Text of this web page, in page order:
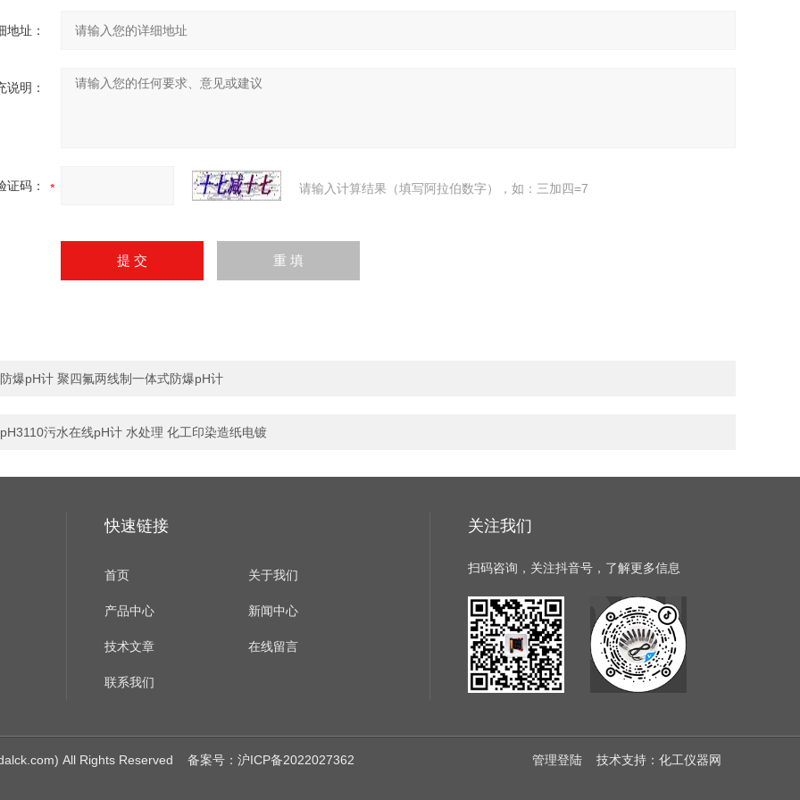
地址：
说明：
证码： 请输入计算结果（填写阿拉伯数字），如：三加四=7
防爆pH计 聚四氟两线制一体式防爆pH计
pH3110污水在线pH计 水处理 化工印染造纸电镀
快速链接
首页 关于我们
产品中心 新闻中心
技术文章 在线留言
联系我们
关注我们
扫码咨询，关注抖音号，了解更多信息
All Rights Reserved 备案号：沪ICP备2022027362
管理登陆 技术支持： 化工仪器网